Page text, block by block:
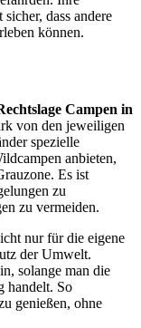
dass andere
können.
Campen in
von den jeweiligen
spezielle
anbieten,
Es ist
zu
zu vermeiden.
nur für die eigene
der Umwelt.
solange man die
handelt. So
genießen, ohne